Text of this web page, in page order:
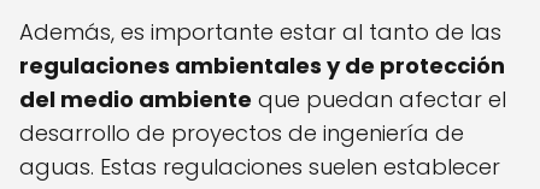
Además, es importante estar al tanto de las
regulaciones ambientales y de protección
del medio ambiente que puedan afectar el
desarrollo de proyectos de ingeniería de
aguas. Estas regulaciones suelen establecer